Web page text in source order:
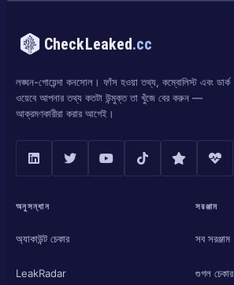
CheckLeaked.cc
লঙ্ঘন-গোয়েন্দা কনসোল। ফাঁস হওয়া তথ্য, কম্বোলিস্ট এবং ডার্ক
ওয়েবে আপনার তথ্য কতটা উন্মুক্ত তা খুঁজে বের করুন —
আক্রমণকারীরা করার আগেই।
অনুসন্ধান
অ্যাকাউন্ট চেকার
LeakRadar
সরঞ্জাম
সব সরঞ্জাম
গুগল চেকার